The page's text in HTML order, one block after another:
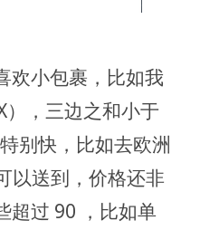
欢小包裹，比如我
，三边之和小于
别快，比如去欧洲
以送到，价格还非
超过 90 ，比如单